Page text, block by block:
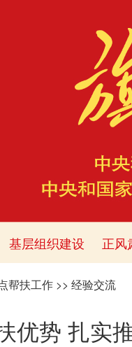
基层组织建设 正风
帮扶工作 >> 经验交流
优势 扎实